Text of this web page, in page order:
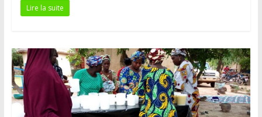
Lire la suite